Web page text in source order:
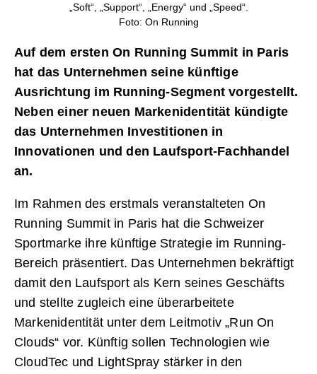
„Soft“, „Support“, „Energy“ und „Speed“.
Foto: On Running
Auf dem ersten On Running Summit in Paris
hat das Unternehmen seine künftige
Ausrichtung im Running-Segment vorgestellt.
Neben einer neuen Markenidentität kündigte
das Unternehmen Investitionen in
Innovationen und den Laufsport-Fachhandel
an.
Im Rahmen des erstmals veranstalteten On
Running Summit in Paris hat die Schweizer
Sportmarke ihre künftige Strategie im Running-
Bereich präsentiert. Das Unternehmen bekräftigt
damit den Laufsport als Kern seines Geschäfts
und stellte zugleich eine überarbeitete
Markenidentität unter dem Leitmotiv „Run On
Clouds“ vor. Künftig sollen Technologien wie
CloudTec und LightSpray stärker in den